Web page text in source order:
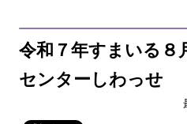
令和７年すまいる８
センターしわっせ